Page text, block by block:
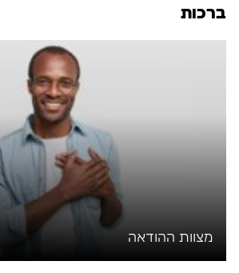
ברכות
מצוות ההודאה